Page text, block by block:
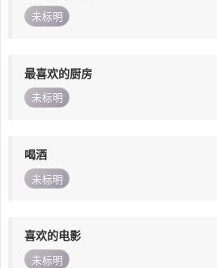
未标明
最喜欢的厨房
未标明
喝酒
未标明
喜欢的电影
未标明